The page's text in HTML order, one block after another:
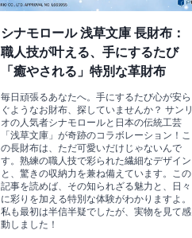
シナモロール 浅草文庫 長財布：
職人技が叶える、手にするたび
「癒やされる」特別な革財布
毎日頑張るあなたへ。手にするたび心が安ら
ぐようなお財布、探していませんか？ サンリ
オの人気者シナモロールと日本の伝統工芸
「浅草文庫」が奇跡のコラボレーション！こ
の長財布は、ただ可愛いだけじゃないんで
す。熟練の職人技で彩られた繊細なデザイン
と、驚きの収納力を兼ね備えています。この
記事を読めば、その知られざる魅力と、日々
に彩りを加える特別な体験がわかりますよ。
私も最初は半信半疑でしたが、実物を見て感
動しました！